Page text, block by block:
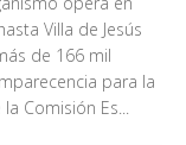
Villa de Jesús
de 166 mil
para la
Comisión Es...